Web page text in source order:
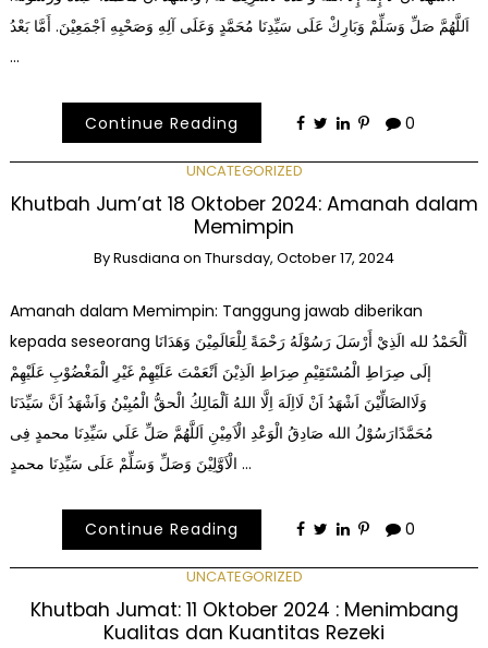
اَللَّهُمَّ صَلِّ وَسَلِّمْ وَبَارِكْ عَلَى سَيِّدِنَا مُحَمَّدٍ وَعَلَى آلِهِ وَصَحْبِهِ اَجْمَعِيْنَ. أَمَّا بَعْدُ
…
Continue Reading 0
UNCATEGORIZED
Khutbah Jum’at 18 Oktober 2024: Amanah dalam
Memimpin
ByRusdiana on Thursday, October 17, 2024
Amanah dalam Memimpin: Tanggung jawab diberikan
kepada seseorang اَلْحَمْدُ لله الَذِيْ أَرْسَلَ رَسُوْلَهُ رَحْمَةً لِلْعَالَمِيْنَ وَهَدَانَا
إلَى صِرَاطِ الْمُسْتَقِيْمِ صِرَاطِ الَذِيْنَ اَنْعَمْتَ عَلَيْهِمْ غَيْرِ الْمَغْضُوْبِ عَلَيْهِمْ
وَلَاالضَالِّيْنَ اَشْهَدُ اَنْ لَااِلَهَ اِلَّا اللهُ اَلْمَالِكُ الْحقُّ الْمُبِيْنُ وَاَشْهَدُ اَنَّ سَيِّدَنَا
مُحَمَّدًارَسُوْلُ الله صَادِقُ الْوَعْدِ الْاَمِيْنِ اَللَّهُمَّ صَلِّ عَلَي سَيِّدِنَا محمدٍ فِى
الْاَوَّلِيْنَ وَصَلِّ وَسَلِّمْ عَلَى سَيِّدِنَا محمدٍ …
Continue Reading 0
UNCATEGORIZED
Khutbah Jumat: 11 Oktober 2024 : Menimbang
Kualitas dan Kuantitas Rezeki